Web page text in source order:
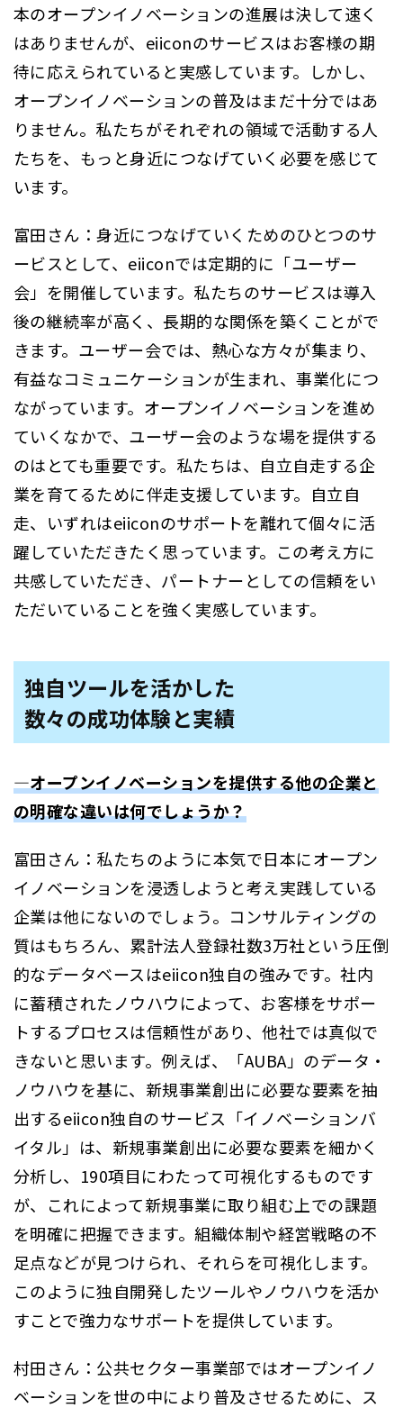
本のオープンイノベーションの進展は決して速く
はありませんが、eiiconのサービスはお客様の期
待に応えられていると実感しています。しかし、
オープンイノベーションの普及はまだ十分ではあ
りません。私たちがそれぞれの領域で活動する人
たちを、もっと身近につなげていく必要を感じて
います。
富田さん：身近につなげていくためのひとつのサ
ービスとして、eiiconでは定期的に「ユーザー
会」を開催しています。私たちのサービスは導入
後の継続率が高く、長期的な関係を築くことがで
きます。ユーザー会では、熱心な方々が集まり、
有益なコミュニケーションが生まれ、事業化につ
ながっています。オープンイノベーションを進め
ていくなかで、ユーザー会のような場を提供する
のはとても重要です。私たちは、自立自走する企
業を育てるために伴走支援しています。自立自
走、いずれはeiiconのサポートを離れて個々に活
躍していただきたく思っています。この考え方に
共感していただき、パートナーとしての信頼をい
ただいていることを強く実感しています。
独自ツールを活かした
数々の成功体験と実績
―オープンイノベーションを提供する他の企業と
の明確な違いは何でしょうか？
富田さん：私たちのように本気で日本にオープン
イノベーションを浸透しようと考え実践している
企業は他にないのでしょう。コンサルティングの
質はもちろん、累計法人登録社数3万社という圧倒
的なデータベースはeiicon独自の強みです。社内
に蓄積されたノウハウによって、お客様をサポー
トするプロセスは信頼性があり、他社では真似で
きないと思います。例えば、「AUBA」のデータ・
ノウハウを基に、新規事業創出に必要な要素を抽
出するeiicon独自のサービス「イノベーションバ
イタル」は、新規事業創出に必要な要素を細かく
分析し、190項目にわたって可視化するものです
が、これによって新規事業に取り組む上での課題
を明確に把握できます。組織体制や経営戦略の不
足点などが見つけられ、それらを可視化します。
このように独自開発したツールやノウハウを活か
すことで強力なサポートを提供しています。
村田さん：公共セクター事業部ではオープンイノ
ベーションを世の中により普及させるために、ス